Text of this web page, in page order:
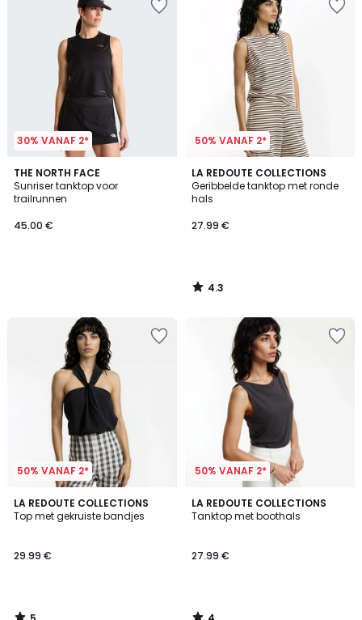
30% VANAF 2*
THE NORTH FACE
Sunriser tanktop voor
trailrunnen
45.00 €
50% VANAF 2*
LA REDOUTE COLLECTIONS
Geribbelde tanktop met ronde
hals
27.99 €
4.3
/ 5
4.3
/
50% VANAF 2*
LA REDOUTE COLLECTIONS
Top met gekruiste bandjes
29.99 €
5
/
50% VANAF 2*
LA REDOUTE COLLECTIONS
Tanktop met boothals
27.99 €
4
/